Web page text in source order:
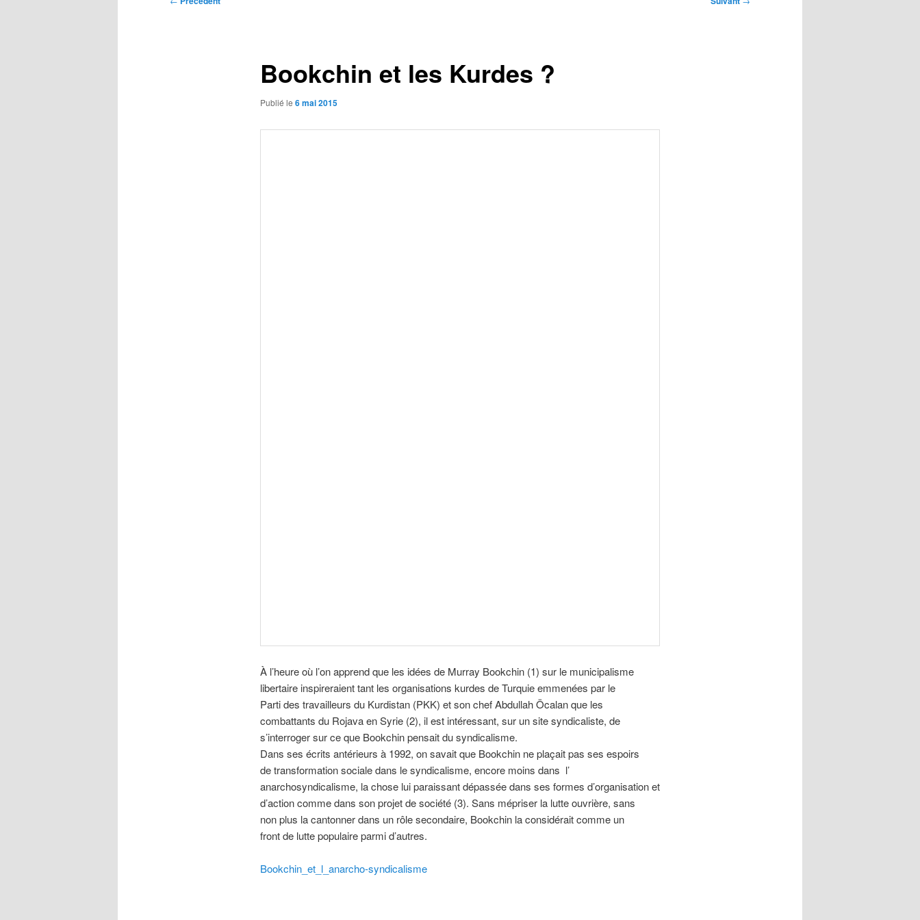
Bookchin et les Kurdes ?
Publié le 6 mai 2015
À l’heure où l’on apprend que les idées de Murray Bookchin (1) sur le municipalisme
libertaire inspireraient tant les organisations kurdes de Turquie emmenées par le
Parti des travailleurs du Kurdistan (PKK) et son chef Abdullah Öcalan que les
combattants du Rojava en Syrie (2), il est intéressant, sur un site syndicaliste, de
s’interroger sur ce que Bookchin pensait du syndicalisme.
Dans ses écrits antérieurs à 1992, on savait que Bookchin ne plaçait pas ses espoirs
de transformation sociale dans le syndicalisme, encore moins dans l’
anarchosyndicalisme, la chose lui paraissant dépassée dans ses formes d’organisation et
d’action comme dans son projet de société (3). Sans mépriser la lutte ouvrière, sans
non plus la cantonner dans un rôle secondaire, Bookchin la considérait comme un
front de lutte populaire parmi d’autres.
Bookchin_et_l_anarcho-syndicalisme